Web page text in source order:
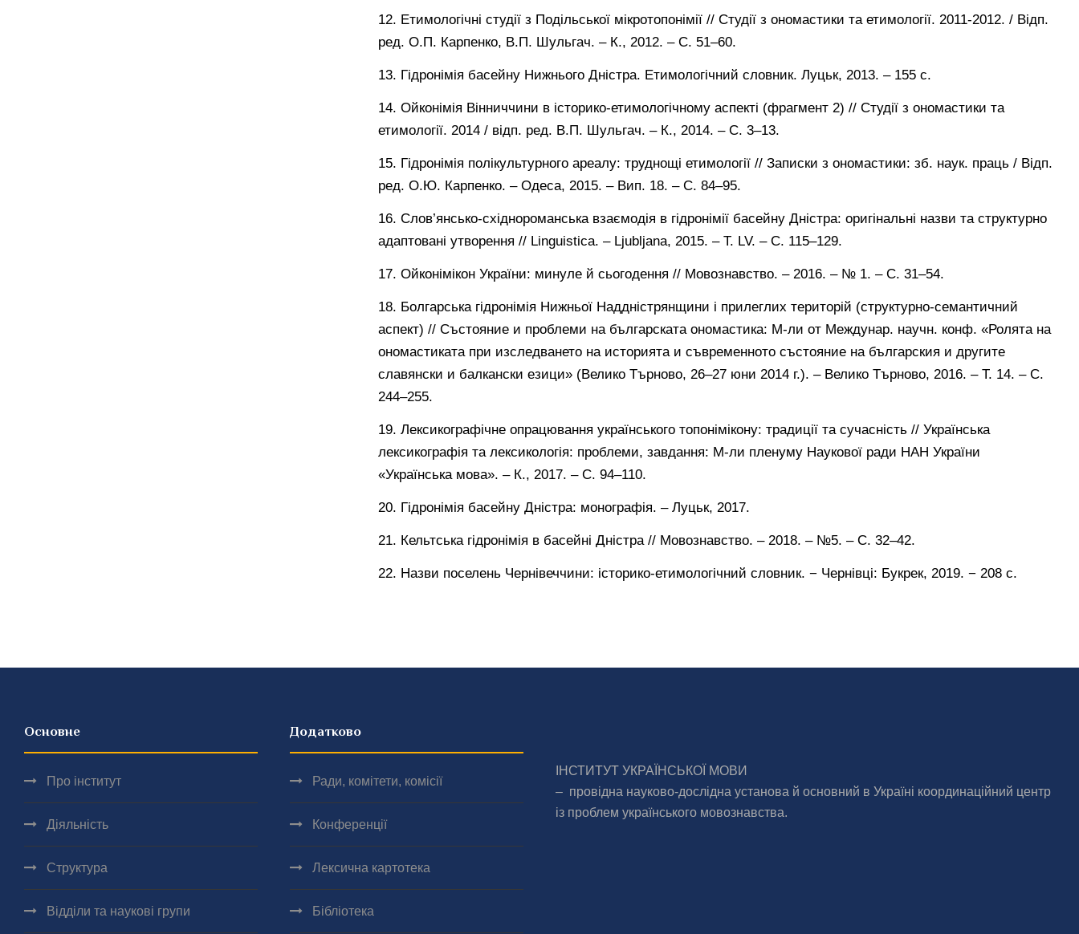
12. Етимологічні студії з Подільської мікротопонімії // Студії з ономастики та етимології. 2011-2012. / Відп.
ред. О.П. Карпенко, В.П. Шульгач. – К., 2012. – С. 51–60.
13. Гідронімія басейну Нижнього Дністра. Етимологічний словник. Луцьк, 2013. – 155 с.
14. Ойконімія Вінниччини в історико-етимологічному аспекті (фрагмент 2) // Студії з ономастики та
етимології. 2014 / відп. ред. В.П. Шульгач. – К., 2014. – С. 3–13.
15. Гідронімія полікультурного ареалу: труднощі етимології // Записки з ономастики: зб. наук. праць / Відп.
ред. О.Ю. Карпенко. – Одеса, 2015. – Вип. 18. – С. 84–95.
16. Слов’янсько-східнороманська взаємодія в гідронімії басейну Дністра: оригінальні назви та структурно
адаптовані утворення // Linguistica. – Ljubljana, 2015. – T. LV. – С. 115–129.
17. Ойконімікон України: минуле й сьогодення // Мовознавство. – 2016. – № 1. – С. 31–54.
18. Болгарська гідронімія Нижньої Наддністрянщини і прилеглих територій (структурно-семантичний
аспект) // Състояние и проблеми на българската ономастика: М-ли от Междунар. научн. конф. «Ролята на
ономастиката при изследването на историята и съвременното състояние на българския и другите
славянски и балкански езици» (Велико Търново, 26–27 юни 2014 г.). – Велико Търново, 2016. – Т. 14. – С.
244–255.
19. Лексикографічне опрацювання українського топонімікону: традиції та сучасність // Українська
лексикографія та лексикологія: проблеми, завдання: М-ли пленуму Наукової ради НАН України
«Українська мова». – К., 2017. – С. 94–110.
20. Гідронімія басейну Дністра: монографія. – Луцьк, 2017.
21. Кельтська гідронімія в басейні Дністра // Мовознавство. – 2018. – №5. – С. 32–42.
22. Назви поселень Чернівеччини: історико-етимологічний словник. − Чернівці: Букрек, 2019. − 208 с.
Основне
Про інститут
Діяльність
Структура
Відділи та наукові групи
Додатково
Ради, комітети, комісії
Конференції
Лексична картотека
Бібліотека
ІНСТИТУТ УКРАЇНСЬКОЇ МОВИ
– провідна науково-дослідна установа й основний в Україні координаційний центр
із проблем українського мовознавства.